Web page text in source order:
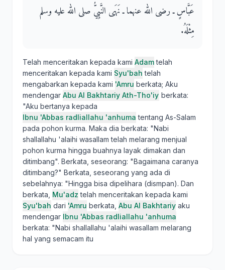
عَبَّاسٍ ـ رضى الله عنهما ـ نَهَى النَّبِيُّ صلى الله عليه وسلم
مِثْلَهُ‏.‏
Telah menceritakan kepada kami Adamtelah
menceritakan kepada kami Syu'bah telah
mengabarkan kepada kami 'Amru berkata; Aku
mendengar Abu Al Bakhtariy Ath-Tho'iy berkata:
"Aku bertanya kepada
Ibnu 'Abbas radliallahu 'anhuma tentang As-Salam
pada pohon kurma. Maka dia berkata: "Nabi
shallallahu 'alaihi wasallam telah melarang menjual
pohon kurma hingga buahnya layak dimakan dan
ditimbang". Berkata, seseorang: "Bagaimana caranya
ditimbang?" Berkata, seseorang yang ada di
sebelahnya: "Hingga bisa dipelihara (dismpan). Dan
berkata, Mu'adz telah menceritakan kepada kami
Syu'bah dari 'Amru berkata, Abu Al Bakhtariy aku
mendengar Ibnu 'Abbas radliallahu 'anhuma
berkata: "Nabi shallallahu 'alaihi wasallam melarang
hal yang semacam itu